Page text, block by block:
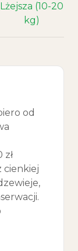
Lżejsza (10-20
kg)
od
zł
cienkiej